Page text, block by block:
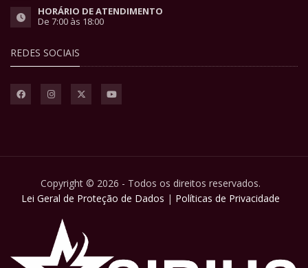
HORÁRIO DE ATENDIMENTO
De 7:00 às 18:00
REDES SOCIAIS
Copyright © 2026 - Todos os direitos reservados.
Lei Geral de Proteção de Dados | Políticas de Privacidade